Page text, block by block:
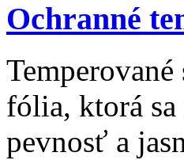
Ochranné
fólia, ktorá sa
pevnosť a